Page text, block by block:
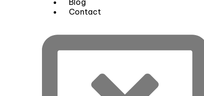
Blog
Contact